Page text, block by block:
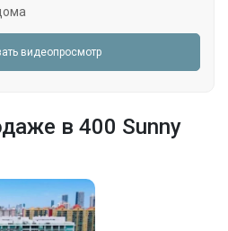
видеопросмотр
в 400 Sunny